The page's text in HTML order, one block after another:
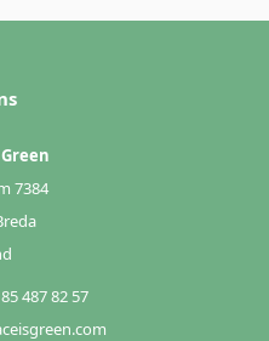
7384
487 82 57